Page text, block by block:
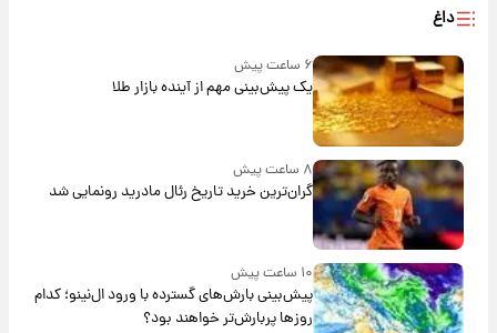
داغ
۶ ساعت پیش
یک پیش‌بینی مهم از آینده بازار طلا
۸ ساعت پیش
گران‌ترین خرید تاریخ رئال مادرید رونمایی شد
۱۰ ساعت پیش
پیش‌بینی بارش‌های گسترده با ورود ال‌نینو؛ کدام
روزها پربارش‌تر خواهند بود؟